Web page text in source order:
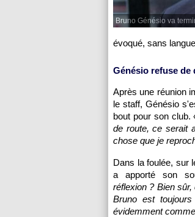
Bruno Génésio va
évoqué, sans
Génésio refuse
Après une réunion
le staff, Génésio
bout pour son club.
de route, ce serait
chose que je
Dans la foulée, sur
a apporté son
réflexion ? Bien
Bruno est
évidemment